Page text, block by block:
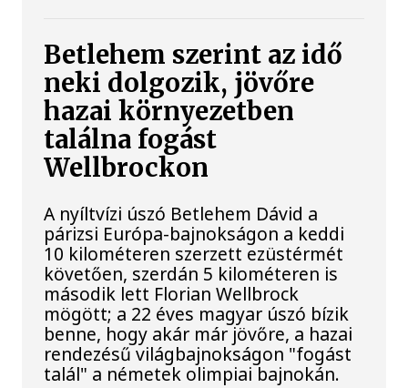
Betlehem szerint az idő
neki dolgozik, jövőre
hazai környezetben
találna fogást
Wellbrockon
A nyíltvízi úszó Betlehem Dávid a
párizsi Európa-bajnokságon a keddi
10 kilométeren szerzett ezüstérmét
követően, szerdán 5 kilométeren is
második lett Florian Wellbrock
mögött; a 22 éves magyar úszó bízik
benne, hogy akár már jövőre, a hazai
rendezésű világbajnokságon "fogást
talál" a németek olimpiai bajnokán.